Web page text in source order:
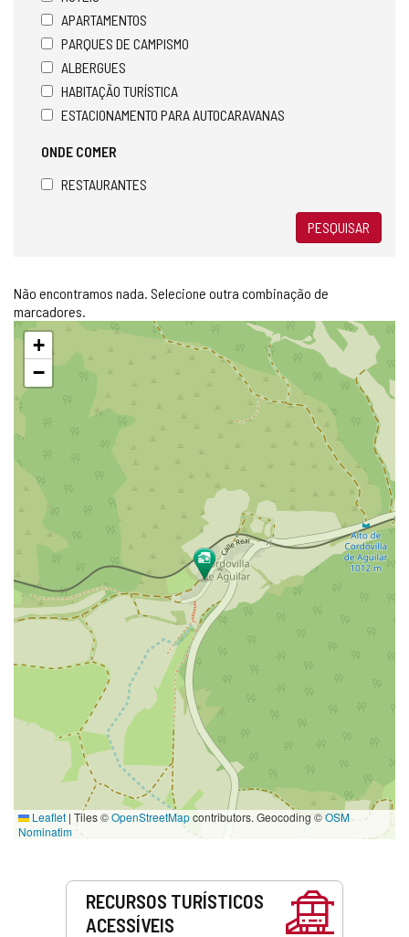
APARTAMENTOS
PARQUES DE CAMPISMO
ALBERGUES
HABITAÇÃO TURÍSTICA
ESTACIONAMENTO PARA AUTOCARAVANAS
ONDE COMER
RESTAURANTES
PESQUISAR
Não encontramos nada. Selecione outra combinação de
marcadores.
Pular
mapa
+
−
Leaflet | Tiles ©OpenStreetMapcontributors. Geocoding ©OSM
Nominatim
RECURSOS TURÍSTICOS
ACESSÍVEIS